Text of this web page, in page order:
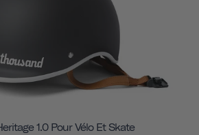
1.0 Pour Vélo Et Skate